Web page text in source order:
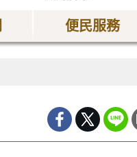
便民服務